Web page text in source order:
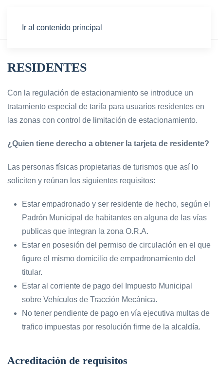
Ir al contenido principal
RESIDENTES
Con la regulación de estacionamiento se introduce un
tratamiento especial de tarifa para usuarios residentes en
las zonas con control de limitación de estacionamiento.
¿Quien tiene derecho a obtener la tarjeta de residente?
Las personas físicas propietarias de turismos que así lo
soliciten y reúnan los siguientes requisitos:
Estar empadronado y ser residente de hecho, según el
Padrón Municipal de habitantes en alguna de las vías
publicas que integran la zona O.R.A.
Estar en posesión del permiso de circulación en el que
figure el mismo domicilio de empadronamiento del
titular.
Estar al corriente de pago del Impuesto Municipal
sobre Vehículos de Tracción Mecánica.
No tener pendiente de pago en vía ejecutiva multas de
trafico impuestas por resolución firme de la alcaldía.
Acreditación de requisitos